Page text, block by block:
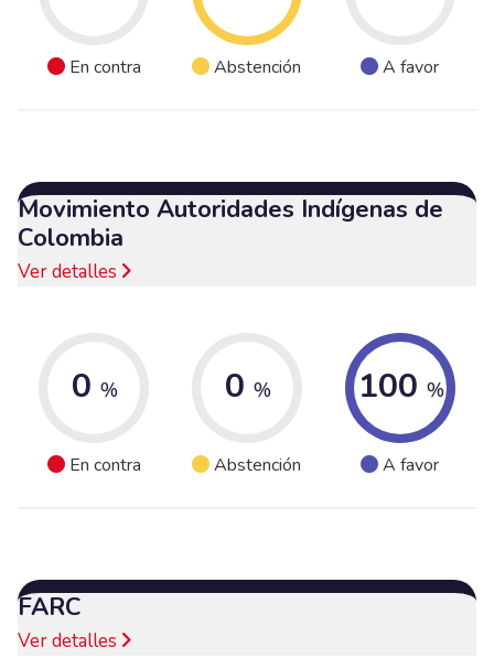
En contra Abstención A favor
Movimiento Autoridades Indígenas de
Colombia
Ver detalles
0 %
En contra
0 %
Abstención
100 %
A favor
FARC
Ver detalles